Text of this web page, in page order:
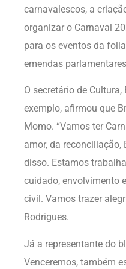
carnavalescos, a
organizar o Carnaval
para os eventos da
emendas
O secretário de
exemplo, afirmou que
Momo. “Vamos ter
amor, da
disso. Estamos
cuidado, envolvimento
civil. Vamos trazer
Rodrigues.
Já a representante do
Venceremos, também